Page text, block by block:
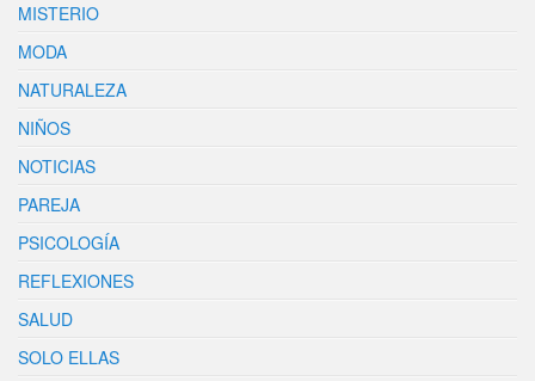
MISTERIO
MODA
NATURALEZA
NIÑOS
NOTICIAS
PAREJA
PSICOLOGÍA
REFLEXIONES
SALUD
SOLO ELLAS